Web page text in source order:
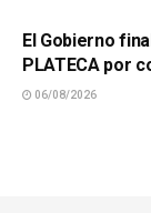
El Gobierno
PLATECA por
06/08/2026